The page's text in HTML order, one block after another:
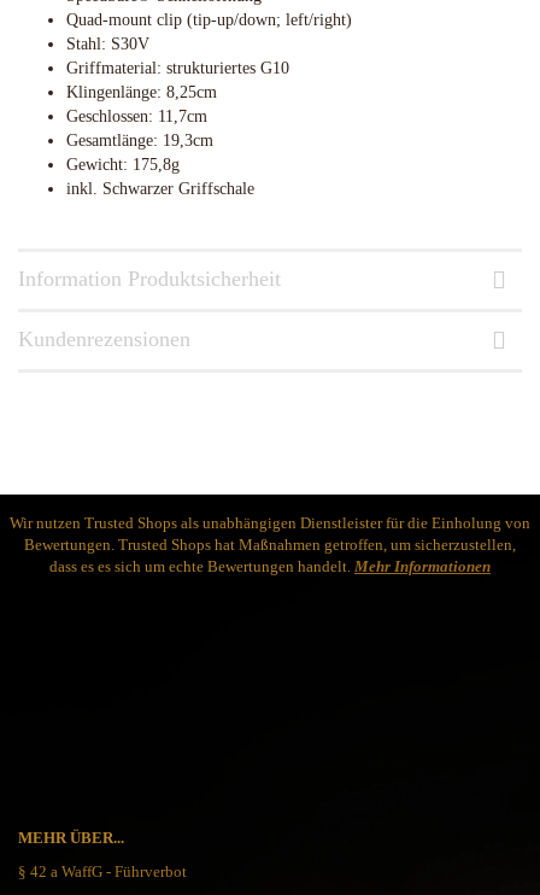
Quad-mount clip (tip-up/down; left/right)
Stahl: S30V
Griffmaterial: strukturiertes G10
Klingenlänge: 8,25cm
Geschlossen: 11,7cm
Gesamtlänge: 19,3cm
Gewicht: 175,8g
inkl. Schwarzer Griffschale
Information Produktsicherheit
Kundenrezensionen
Wir nutzen Trusted Shops als unabhängigen Dienstleister für die Einholung von
Bewertungen. Trusted Shops hat Maßnahmen getroffen, um sicherzustellen,
dass es es sich um echte Bewertungen handelt. Mehr Informationen
MEHR ÜBER...
§ 42 a WaffG - Führverbot